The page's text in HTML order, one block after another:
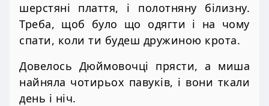
шерстяні плаття, і полотняну білизну.
Треба, щоб було що одягти і на чому
спати, коли ти будеш дружиною крота.
Довелось Дюймовочці прясти, а миша
найняла чотирьох павуків, і вони ткали
день і ніч.